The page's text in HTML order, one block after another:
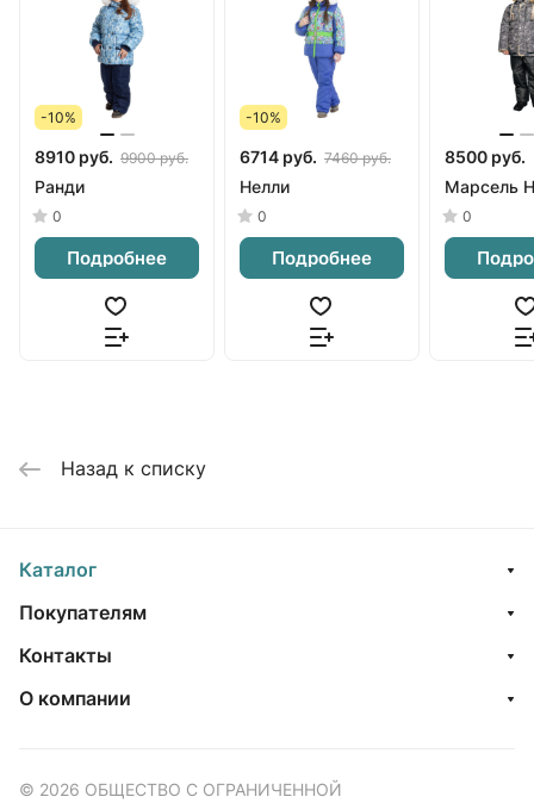
-10%
8910 руб. 9900 руб.
Ранди
0
Подробнее
-10%
6714 руб. 7460 руб.
Нелли
0
Подробнее
8500 руб.
Марсель Н
0
Назад к списку
Каталог
Покупателям
Контакты
О компании
© 2026 ОБЩЕСТВО С ОГРАНИЧЕННОЙ